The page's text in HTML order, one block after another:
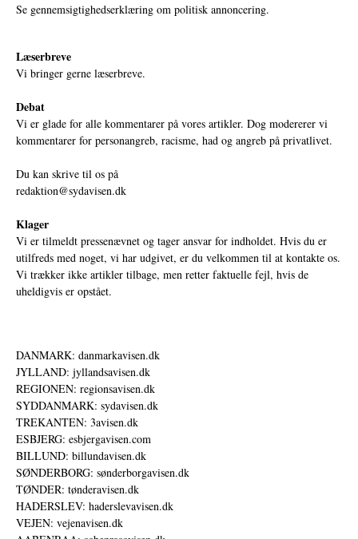
Se gennemsigtighedserklæring om politisk annoncering.
Læserbreve
Vi bringer gerne læserbreve.
Debat
Vi er glade for alle kommentarer på vores artikler. Dog modererer vi
kommentarer for personangreb, racisme, had og angreb på privatlivet.
Du kan skrive til os på
redaktion@sydavisen.dk
Klager
Vi er tilmeldt pressenævnet og tager ansvar for indholdet. Hvis du er
utilfreds med noget, vi har udgivet, er du velkommen til at kontakte os.
Vi trækker ikke artikler tilbage, men retter faktuelle fejl, hvis de
uheldigvis er opstået.
DANMARK: danmarkavisen.dk
JYLLAND: jyllandsavisen.dk
REGIONEN: regionsavisen.dk
SYDDANMARK: sydavisen.dk
TREKANTEN: 3avisen.dk
ESBJERG: esbjergavisen.com
BILLUND: billundavisen.dk
SØNDERBORG: sønderborgavisen.dk
TØNDER: tønderavisen.dk
HADERSLEV: haderslevavisen.dk
VEJEN: vejenavisen.dk